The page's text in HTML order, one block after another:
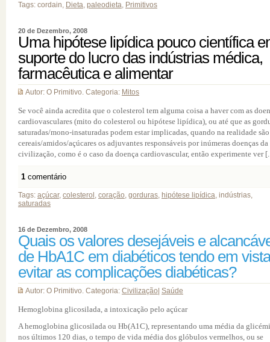
Tags: cordain, Dieta, paleodieta, Primitivos
20 de Dezembro, 2008
Uma hipótese lipídica pouco científica
suporte do lucro das indústrias médica,
farmacêutica e alimentar
Autor: O Primitivo. Categoria: Mitos
Se você ainda acredita que o colesterol tem alguma coisa a haver com as
cardiovasculares (mito do colesterol ou hipótese lipídica), ou até que as
saturadas/mono-insaturadas podem estar implicadas, quando na realidade
cereais/amidos/açúcares os adjuvantes responsáveis por inúmeras doenças da
civilização, como é o caso da doença cardiovascular, então experimente ver
1 comentário
Tags: açúcar, colesterol , coração, gorduras, hipótese lipídica, indústrias,
saturadas
16 de Dezembro, 2008
Quais os valores desejáveis e
de HbA1C em diabéticos tendo em vista
evitar as complicações diabéticas?
Autor: O Primitivo. Categoria: Civilização Saúde
Hemoglobina glicosilada, a intoxicação pelo açúcar
A hemoglobina glicosilada ou Hb(A1C), representando uma média da
nos últimos 120 dias, o tempo de vida média dos glóbulos vermelhos, ou se